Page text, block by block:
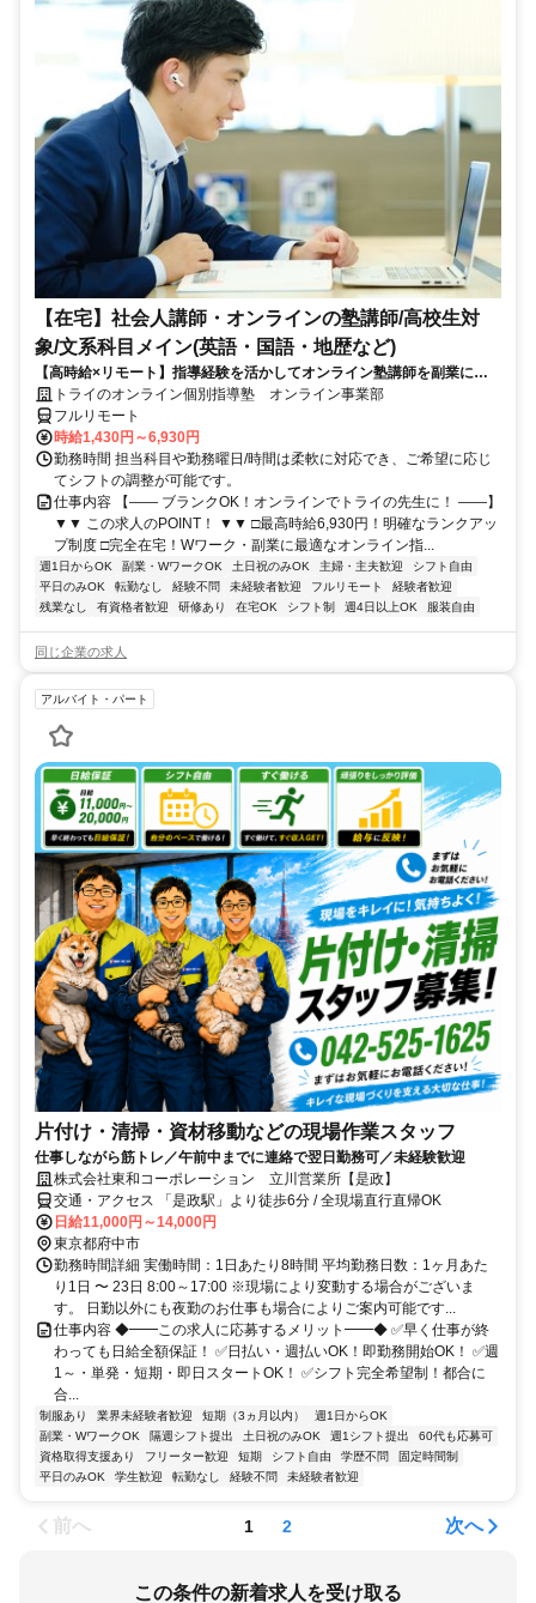
【在宅】社会人講師・オンラインの塾講師/高校生対
象/文系科目メイン(英語・国語・地歴など)
【高時給×リモート】指導経験を活かしてオンライン塾講師を副業に！
週1～OK！
トライのオンライン個別指導塾 オンライン事業部
フルリモート
時給1,430円～6,930円
勤務時間 担当科目や勤務曜日/時間は柔軟に対応でき、ご希望に応じ
てシフトの調整が可能です。
仕事内容 【―― ブランクOK！オンラインでトライの先生に！ ――】
▼▼ この求人のPOINT！ ▼▼ □最高時給6,930円！明確なランクアッ
プ制度 □完全在宅！Wワーク・副業に最適なオンライン指...
週1日からOK 副業・WワークOK 土日祝のみOK 主婦・主夫歓迎
シフト自由
平日のみOK
転勤なし 経験不問 未経験者歓迎 フルリモート
経験者歓迎
残業なし
有資格者歓迎 研修あり 在宅OK シフト制 週4日以上OK 服装自由
同じ企業の求人
アルバイト・パート
片付け・清掃・資材移動などの現場作業スタッフ
仕事しながら筋トレ／午前中までに連絡で翌日勤務可／未経験歓迎
株式会社東和コーポレーション 立川営業所【是政】
交通・アクセス 「是政駅」より徒歩6分 / 全現場直行直帰OK
日給11,000円～14,000円
東京都府中市
勤務時間詳細 実働時間：1日あたり8時間 平均勤務日数：1ヶ月あた
り1日 〜 23日 8:00～17:00 ※現場により変動する場合がございま
す。 日勤以外にも夜勤のお仕事も場合によりご案内可能です...
仕事内容 ◆━━この求人に応募するメリット━━◆ ✅早く仕事が終
わっても日給全額保証！ ✅日払い・週払いOK！即勤務開始OK！ ✅週
1～・単発・短期・即日スタートOK！ ✅シフト完全希望制！都合に
合...
制服あり 業界未経験者歓迎 短期（3ヵ月以内）
週1日からOK
副業・WワークOK
隔週シフト提出 土日祝のみOK 週1シフト提出
60代も応募可
資格取得支援あり
フリーター歓迎 短期 シフト自由 学歴不問
固定時間制
平日のみOK
学生歓迎 転勤なし 経験不問 未経験者歓迎
前へ 1 2 次へ
この条件の新着求人を受け取る